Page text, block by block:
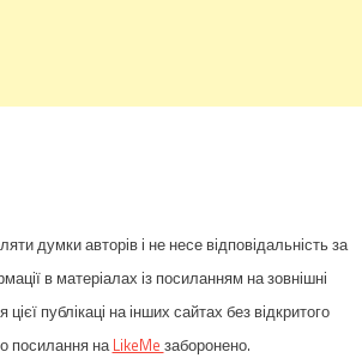
думки авторів і не несе відповідальність за
в матеріалах із посиланням на зовнішні
публікаці на інших сайтах без відкритого
посилання наLikeMe заборонено.